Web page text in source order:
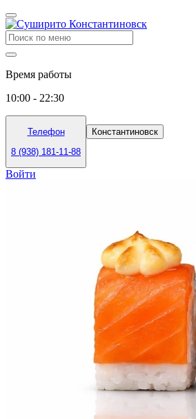
Время работы
10:00 - 22:30
Телефон
8 (938) 181-11-88
Константиновск
Войти